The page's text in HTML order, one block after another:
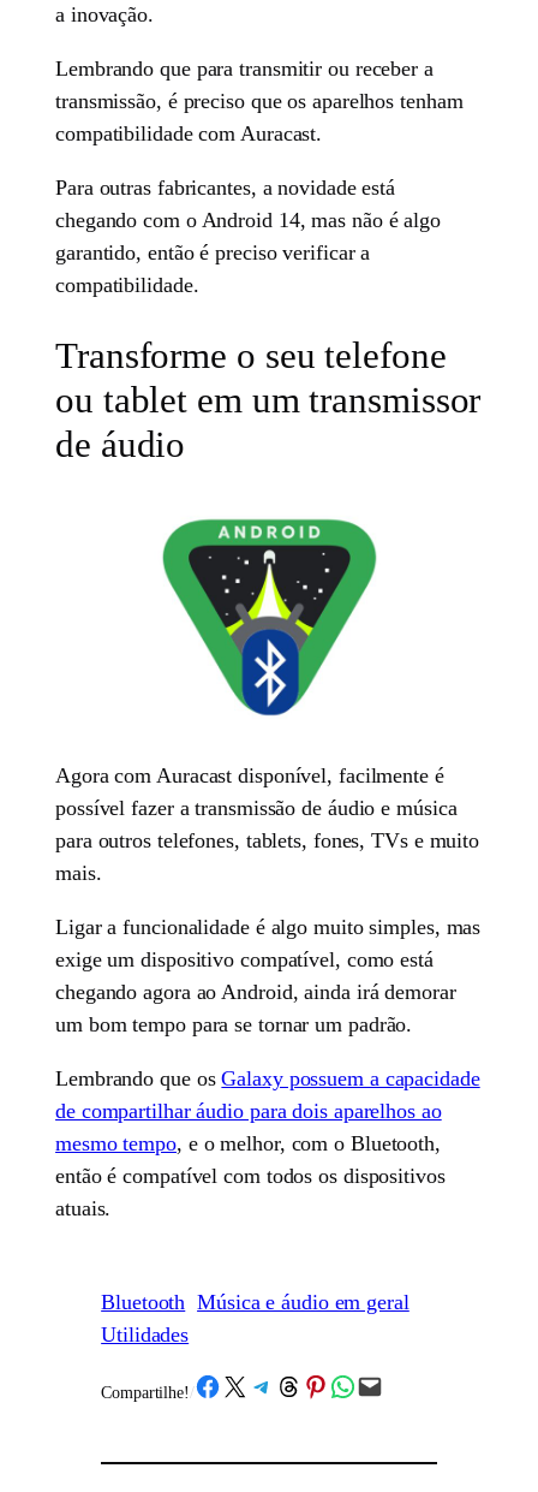
a inovação.
Lembrando que para transmitir ou receber a
transmissão, é preciso que os aparelhos tenham
compatibilidade com Auracast.
Para outras fabricantes, a novidade está
chegando com o Android 14, mas não é algo
garantido, então é preciso verificar a
compatibilidade.
Transforme o seu telefone
ou tablet em um transmissor
de áudio
Agora com Auracast disponível, facilmente é
possível fazer a transmissão de áudio e música
para outros telefones, tablets, fones, TVs e muito
mais.
Ligar a funcionalidade é algo muito simples, mas
exige um dispositivo compatível, como está
chegando agora ao Android, ainda irá demorar
um bom tempo para se tornar um padrão.
Lembrando que osGalaxy possuem a capacidade
de compartilhar áudio para dois aparelhos ao
mesmo tempo, e o melhor, com o Bluetooth,
então é compatível com todos os dispositivos
atuais.
Bluetooth Música e áudio em geral
Utilidades
Compartilhe! /Share on Facebook
Share on X Share on Telegram
Share on Threads
Share on Pinterest
Share on WhatsApp
Email this Page